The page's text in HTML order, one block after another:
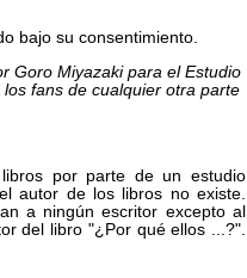
bajo su consentimiento.
Goro Miyazaki para el Estudio
fans de cualquier otra parte
por parte de un estudio
autor de los libros no existe.
a ningún escritor excepto al
del libro "¿Por qué ellos ...?".